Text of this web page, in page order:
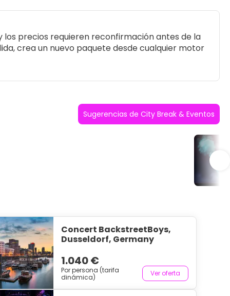
los precios requieren reconfirmación antes de la
crea un nuevo paquete desde cualquier motor
Sugerencias de City Break & Eventos
Concert BackstreetBoys,
Dusseldorf, Germany
1.040 €
Por persona (tarifa
dinámica)
Ver oferta